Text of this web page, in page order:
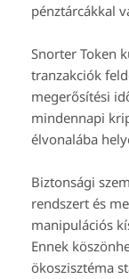
pénztárcákkal
Snorter Token
tranzakciók
megerősítési
mindennapi
élvonalába
Biztonsági
rendszert és
manipulációs
Ennek
ökoszisztéma